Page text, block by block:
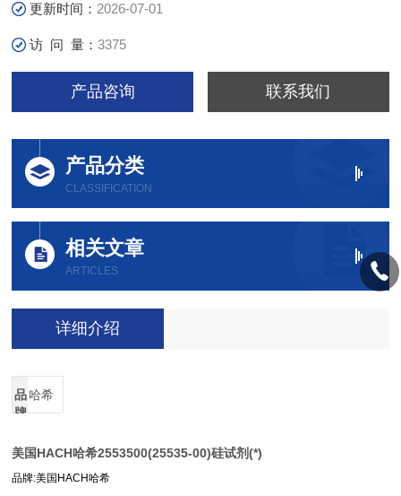
更新时间： 2026-07-01
访 问 量：3375
产品咨询 联系我们
产品分类
CLASSIFICATION
相关文章
ARTICLES
详细介绍
品
牌
哈希
美国HACH哈希2553500(25535-00)硅试剂(*)
品牌:美国HACH哈希